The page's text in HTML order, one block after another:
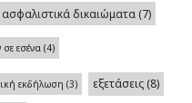
ασφαλιστικά δικαιώματα (7)
εσένα (4)
εκδήλωση (3) εξετάσεις (8)